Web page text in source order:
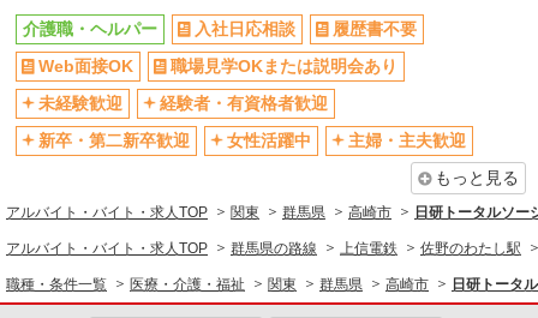
禁煙・分煙
残業ほぼなし
転勤なし
登録制
交通費支給
社会保険あり
社割・特典あり
研修制度あり
資格取得支援制度あり
同じ特徴から求人を探す
介護職・ヘルパー 入社日応相談
履歴書不要
Web面接OK
職場見学OKまたは説明会あり
未経験歓迎
経験者・有資格者歓迎
新卒・第二新卒歓迎
女性活躍中
主婦・主夫歓迎
もっと見る
アルバイト・バイト・求人TOP 関東 群馬県 高崎市 日研トータルソ
アルバイト・バイト・求人TOP 群馬県の路線 上信電鉄 佐野のわたし駅
職種・条件一覧 医療・介護・福祉 関東 群馬県 高崎市 日研トータ